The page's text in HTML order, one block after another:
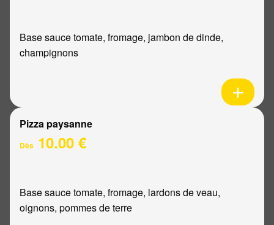
Base sauce tomate, fromage, jambon de dinde,
champignons
Pizza paysanne
Dès 10.00 €
Base sauce tomate, fromage, lardons de veau,
oignons, pommes de terre